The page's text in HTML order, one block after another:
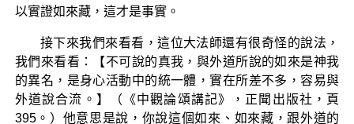
以實證如來藏，這才是事實。
接下來我們來看看，這位大法師還有很奇怪的說法，
我們來看看：【不可說的真我，與外道所說的如來是神我
的異名，是身心活動中的統一體，實在所差不多，容易與
外道說合流。】（《中觀論頌講記》，正聞出版社，頁
395。）他意思是說，你說這個如來、如來藏，跟外道的